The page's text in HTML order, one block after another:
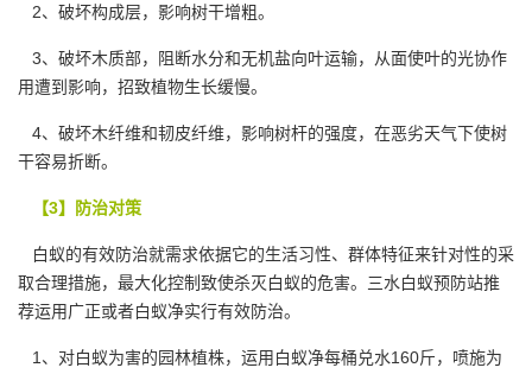
2、破坏构成层，影响树干增粗。
3、破坏木质部，阻断水分和无机盐向叶运输，从面使叶的光协作
用遭到影响，招致植物生长缓慢。
4、破坏木纤维和韧皮纤维，影响树杆的强度，在恶劣天气下使树
干容易折断。
【3】防治对策
白蚁的有效防治就需求依据它的生活习性、群体特征来针对性的采
取合理措施，最大化控制致使杀灭白蚁的危害。三水白蚁预防站推
荐运用广正或者白蚁净实行有效防治。
1、对白蚁为害的园林植株，运用白蚁净每桶兑水160斤，喷施为